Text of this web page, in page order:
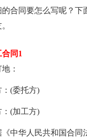
合同要怎么写呢？下
同1
：
：(委托方)
：(加工方)
《中华人民共和国合同